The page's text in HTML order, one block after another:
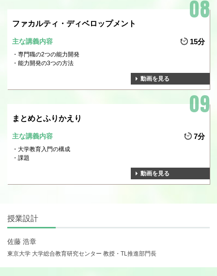
ファカルティ・ディベロップメント
主な講義内容 15分
専門職の2つの能力開発
能力開発の3つの方法
動画を見る
まとめとふりかえり
主な講義内容 7分
大学教育入門の構成
課題
動画を見る
授業設計
佐藤 浩章
東京大学 大学総合教育研究センター 教授・TL推進部門長